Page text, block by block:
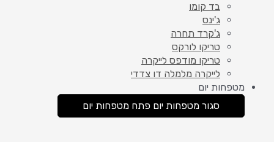
בד קומו
ג'ינס
ג'קרד תחרה
טריקו לורקס
טריקו מודפס לייקרה
לייקרה מלמלה דו צדדי
מטפחות יום
סגור מטפחות יום פתח מטפחות יום